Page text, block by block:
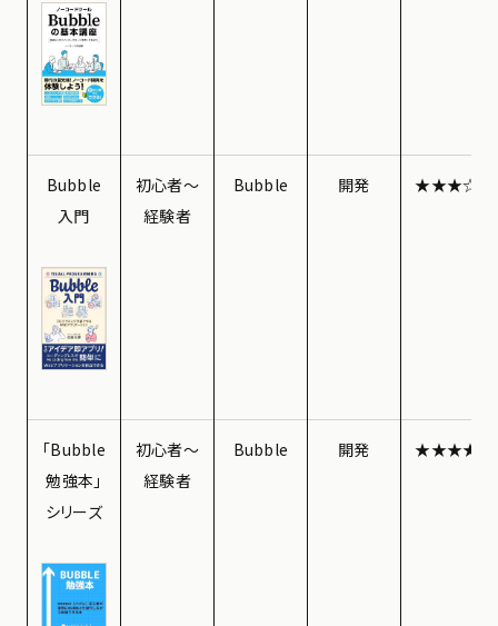
Bubble
入門
初心者〜
経験者
Bubble 開発 ★★★☆☆
「Bubble
勉強本」
シリーズ
初心者〜
経験者
Bubble 開発 ★★★★★